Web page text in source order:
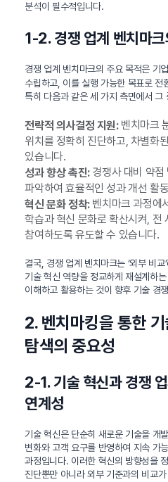
분석이 필수적입니다.
1-2. 경쟁 업계 벤치마크
경쟁 업계 벤치마크의 주요 목적은 기
수립하고, 이를 실행 가능한 목표로 전
특히 다음과 같은 세 가지 측면에서 그
전략적 의사결정 지원:벤치마크
위치를 정확히 진단하고, 차별화
있습니다.
성과 향상 촉진:경쟁사 대비 약점
파악하여 효율적인 성과 개선 활
혁신 문화 정착:벤치마크 과정에
학습과 혁신 문화로 확산시켜, 전
참여하도록 유도할 수 있습니다.
결국, 경쟁 업계 벤치마크는 ‘외부 비
기술 혁신 역량을 정교하게 재설계하
이해하고 활용하는 것이 향후 기술 경
2. 벤치마킹을 통한
탐색의 중요성
2-1. 기술 혁신과 경쟁
연계성
기술 혁신은 단순히 새로운 기술을 개
변화와 고객 요구를 반영하여 지속 가
과정입니다. 이러한 혁신의 방향성을
진단뿐만 아니라 외부 기준과의 비교